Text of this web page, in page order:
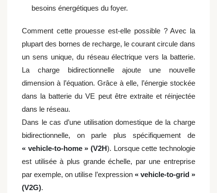
besoins énergétiques du foyer.
Comment cette prouesse est-elle possible ? Avec la
plupart des bornes de recharge, le courant circule dans
un sens unique, du réseau électrique vers la batterie.
La charge bidirectionnelle ajoute une nouvelle
dimension à l’équation. Grâce à elle, l’énergie stockée
dans la batterie du VE peut être extraite et réinjectée
dans le réseau.
Dans le cas d’une utilisation domestique de la charge
bidirectionnelle, on parle plus spécifiquement de
« vehicle-to-home » (V2H). Lorsque cette technologie
est utilisée à plus grande échelle, par une entreprise
par exemple, on utilise l’expression « vehicle-to-grid »
(V2G).